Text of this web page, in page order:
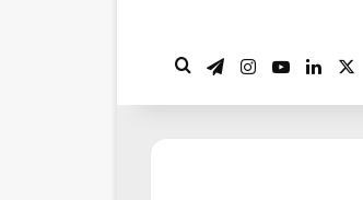
فيسبوك لينكدإن‫YouTubeانستقرام
تيلقرام